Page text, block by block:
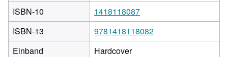
ISBN-10
1418118087
ISBN-13
9781418118082
Einband
Hardcover